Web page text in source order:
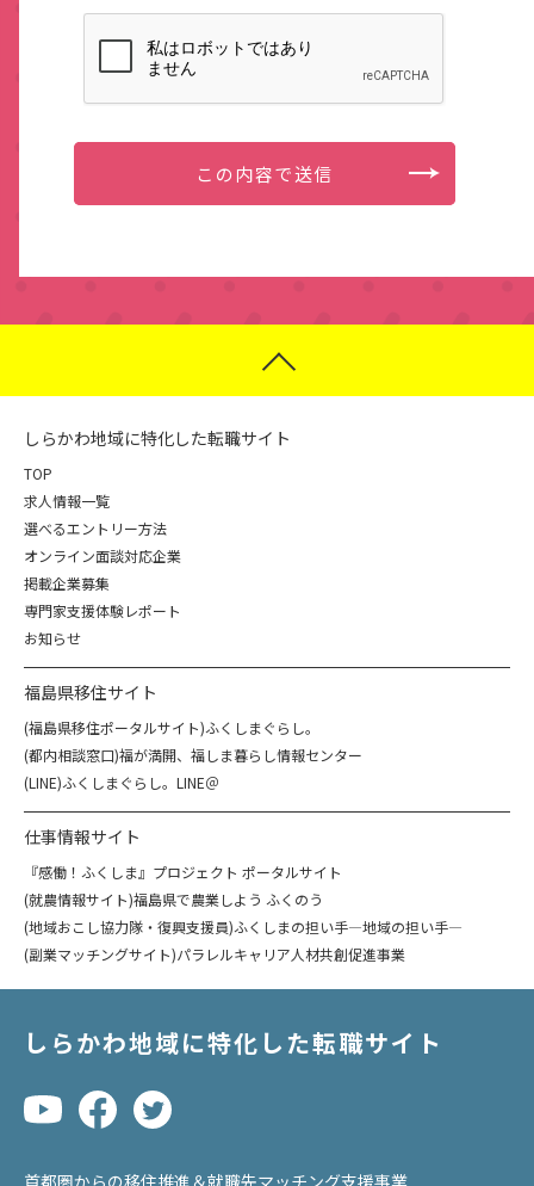
しらかわ地域に特化した転職サイト
首都圏からの移住推進＆就職先マッチング支援事業
しらかわ地域に特化した転職サイト
TOP
求人情報一覧
選べるエントリー方法
オンライン面談対応企業
掲載企業募集
専門家支援体験レポート
お知らせ
福島県移住サイト
(福島県移住ポータルサイト)ふくしまぐらし。
(都内相談窓口)福が満開、福しま暮らし情報センター
(LINE)ふくしまぐらし。LINE＠
仕事情報サイト
『感働！ふくしま』プロジェクト ポータルサイト
(就農情報サイト)福島県で農業しよう ふくのう
(地域おこし協力隊・復興支援員)ふくしまの担い手―地域の担い手―
(副業マッチングサイト)パラレルキャリア人材共創促進事業